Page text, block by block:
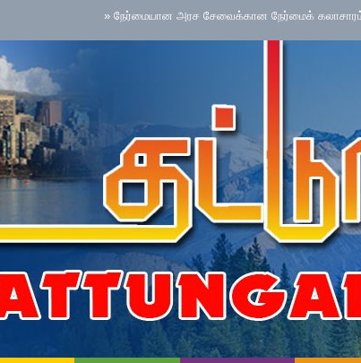
நேர்மையான அரச சேவைக்கான நேர்மைக் கலாசாரம் தேசிய